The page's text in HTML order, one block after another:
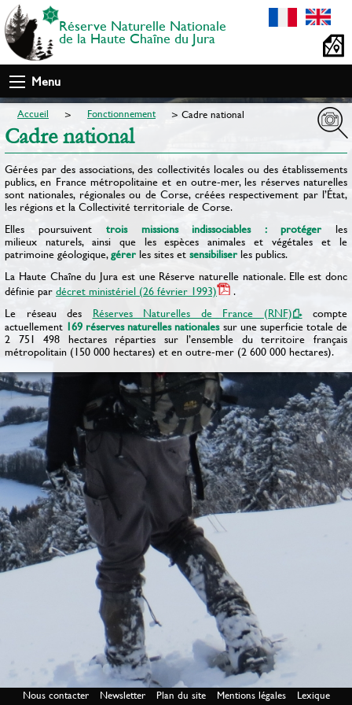
Réserve Naturelle Nationale
de la Haute Chaîne du Jura
Menu
Accueil Fonctionnement Cadre national
Cadre national
Gé­rées par des associations, des collectivités locales ou des établissements
publics, en France métropolitaine et en outre-mer, les réserves naturelles
sont nationales, régionales ou de Corse, créées respectivement par l’État,
les ré­gions et la Collectivité territoriale de Corse.
Elles poursuivent trois missions indissociables : protégerles
milieux naturels, ainsi que les espèces animales et végétales et le
patrimoine géologique,gérer les sites et sensibiliser les publics.
La Haute Chaîne du Jura est une Réserve naturelle nationale. Elle est donc
définie par décret ministériel (26 février 1993)
.
Le réseau des Réserves Naturelles de France (RNF)
compte
actuellement 169 réserves naturelles nationalessur une superficie totale de
2 751 498 hectares réparties sur l’ensemble du territoire français
métropolitain (150 000 hectares) et en outre-mer (2 600 000 hectares).
Nous contacter Newsletter Plan du site Mentions légales Lexique